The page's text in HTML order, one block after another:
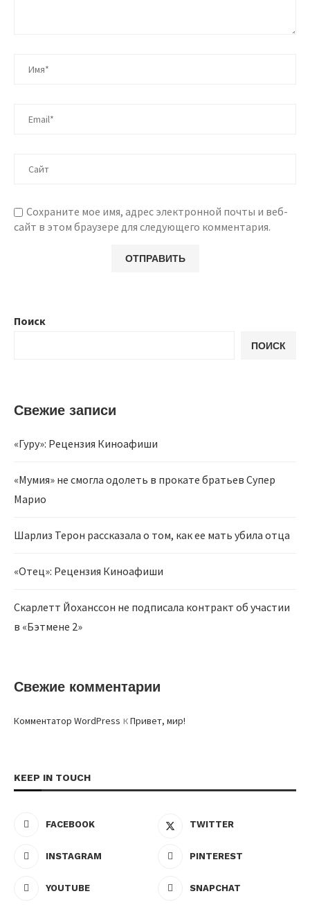
Сохраните мое имя, адрес электронной почты и веб-
сайт в этом браузере для следующего комментария.
Поиск
ПОИСК
Свежие записи
«Гуру»: Рецензия Киноафиши
«Мумия» не смогла одолеть в прокате братьев Супер
Марио
Шарлиз Терон рассказала о том, как ее мать убила отца
«Отец»: Рецензия Киноафиши
Скарлетт Йоханссон не подписала контракт об участии
в «Бэтмене 2»
Свежие комментарии
Комментатор WordPress кПривет, мир!
KEEP IN TOUCH
FACEBOOK TWITTER
INSTAGRAM PINTEREST
YOUTUBE SNAPCHAT